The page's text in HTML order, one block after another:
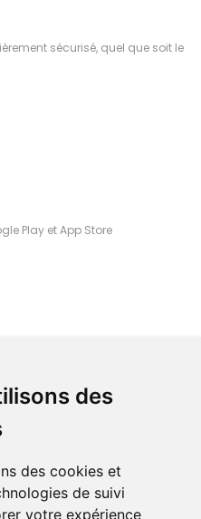
des
des cookies et
de suivi
votre expérience
sécurisé, quel que soit le
Play et App Store
votre commande à Amiens
ou recevez-là rapidement